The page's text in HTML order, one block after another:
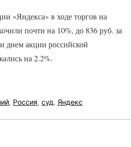
«Яндекса» в ходе торгов на
почти на 10%, до 836 руб. за
днем акции российской
на 2.2%​.
, Россия, суд, Яндекс